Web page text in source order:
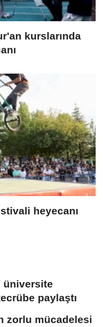
kurslarında
heyecanı
üniversite
paylaştı
zorlu mücadelesi